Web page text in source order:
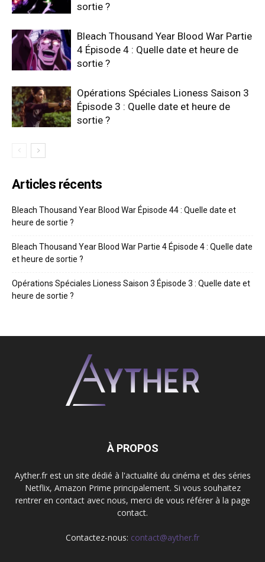
sortie ?
Bleach Thousand Year Blood War Partie
4 Épisode 4 : Quelle date et heure de
sortie ?
Opérations Spéciales Lioness Saison 3
Épisode 3 : Quelle date et heure de
sortie ?
Articles récents
Bleach Thousand Year Blood War Épisode 44 : Quelle date et
heure de sortie ?
Bleach Thousand Year Blood War Partie 4 Épisode 4 : Quelle date
et heure de sortie ?
Opérations Spéciales Lioness Saison 3 Épisode 3 : Quelle date et
heure de sortie ?
À PROPOS
Ayther.fr est un site dédié à l'actualité du cinéma et des séries
Netflix, Amazon Prime principalement. Si vous souhaitez
rentrer en contact avec nous, merci de vous référer à la page
contact.
Contactez-nous: contact@ayther.fr